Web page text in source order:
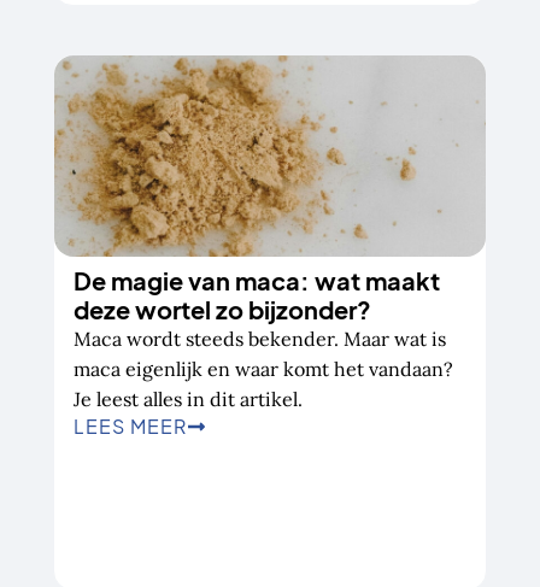
De magie van maca: wat maakt
deze wortel zo bijzonder?
Maca wordt steeds bekender. Maar wat is
maca eigenlijk en waar komt het vandaan?
Je leest alles in dit artikel.
LEES MEER